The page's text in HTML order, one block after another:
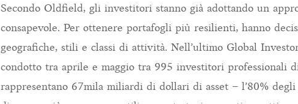
Secondo Oldfield, gli investitori stanno già adottando un
consapevole. Per ottenere portafogli più resilienti, hanno
geografiche, stili e classi di attività. Nell’ultimo Global
condotto tra aprile e maggio tra 995 investitori professionali
rappresentano 67mila miliardi di dollari di asset – l’80%